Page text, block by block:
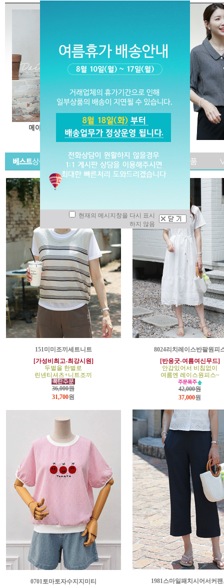
151미미조끼세트니트
[가성비최고-최강시원]
두벌을 한벌로
린넨티셔츠+니트조끼
36,000원
31,700원
8024리치레이스반팔원피
[반응굿-여름여신무드]
안감있어서 비침없이
여름엔 레이스원피스~
42,000원
37,000원
0701토마토자수지지미티
1981스마일패치시어서커팬
현재의 메시지창을 다시 표시
하지 않음